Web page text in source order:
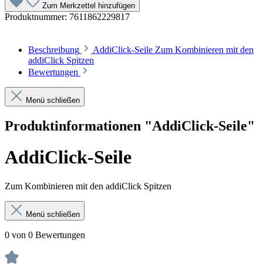
Zum Merkzettel hinzufügen
Produktnummer: 7611862229817
Beschreibung
AddiClick-Seile Zum Kombinieren mit den
addiClick Spitzen
Bewertungen
Menü schließen
Produktinformationen "AddiClick-Seile"
AddiClick-Seile
Zum Kombinieren mit den addiClick Spitzen
Menü schließen
0 von 0 Bewertungen